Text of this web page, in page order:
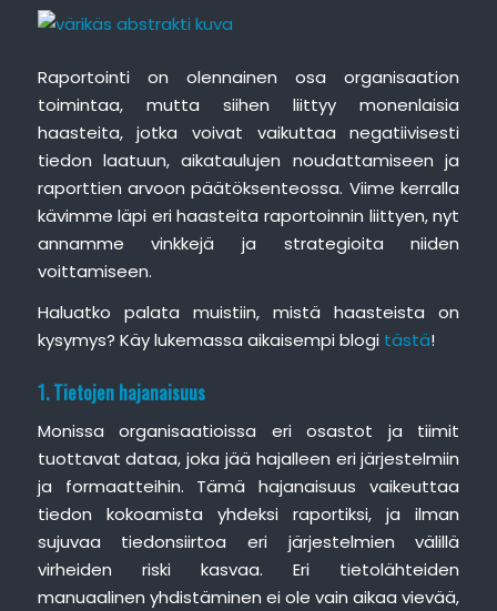
Raportointi on olennainen osa organisaation
toimintaa, mutta siihen liittyy monenlaisia
haasteita, jotka voivat vaikuttaa negatiivisesti
tiedon laatuun, aikataulujen noudattamiseen ja
raporttien arvoon päätöksenteossa. Viime kerralla
kävimme läpi eri haasteita raportoinnin liittyen, nyt
annamme vinkkejä ja strategioita niiden
voittamiseen.
Haluatko palata muistiin, mistä haasteista on
kysymys? Käy lukemassa aikaisempi blogi tästä!
1. Tietojen hajanaisuus
Monissa organisaatioissa eri osastot ja tiimit
tuottavat dataa, joka jää hajalleen eri järjestelmiin
ja formaatteihin. Tämä hajanaisuus vaikeuttaa
tiedon kokoamista yhdeksi raportiksi, ja ilman
sujuvaa tiedonsiirtoa eri järjestelmien välillä
virheiden riski kasvaa. Eri tietolähteiden
manuaalinen yhdistäminen ei ole vain aikaa vievää,